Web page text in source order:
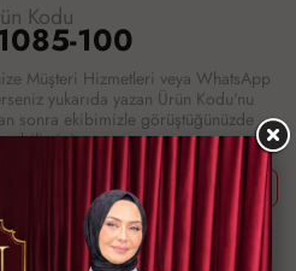
Kodu
100
Müşteri Hizmetleri veya WhatsApp
yukarıda yazan Ürün Kodu'nu
sonra ekibimizle görüştüğünüzde
Telefon ile Sipariş